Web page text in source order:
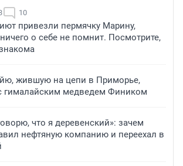
10
привезли пермячку Марину,
о себе не помнит. Посмотрите,
жившую на цепи в Приморье,
гималайским медведем Фиником
что я деревенский»: зачем
нефтяную компанию и переехал в